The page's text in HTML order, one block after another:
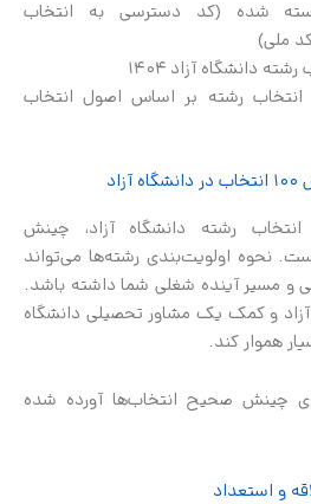
شده (کد دسترسی به انتخاب
ملی)
دانشگاه آزاد ۱۴۰۴
انتخاب رشته بر اساس اصول انتخاب
رشته دانشگاه آزاد، چینش
انتخاب است. نحوه اولویت‌بندی رشته‌ها می‌تواند
و مسیر آینده شغلی شما داشته باشد.
آزاد و کمک یک مشاور تحصیلی دانشگاه
هموار کند.
چینش صحیح انتخاب‌ها آورده شده